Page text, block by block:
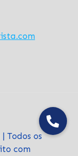
Todos os
com